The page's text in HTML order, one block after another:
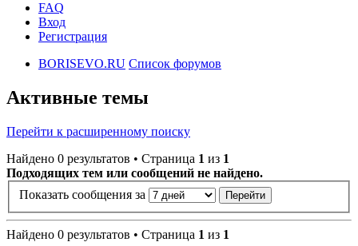
FAQ
Вход
Регистрация
BORISEVO.RU Список форумов
Активные темы
Перейти к расширенному поиску
Найдено 0 результатов • Страница 1 из 1
Подходящих тем или сообщений не найдено.
Показать сообщения за
Найдено 0 результатов • Страница 1 из 1